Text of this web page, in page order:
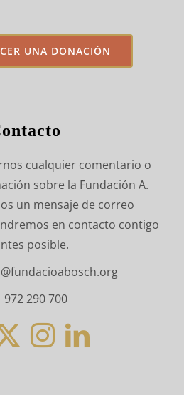
UNA DONACIÓN
cualquier comentario o
sobre la Fundación A.
un mensaje de correo
en contacto contigo
posible.
972 290 700